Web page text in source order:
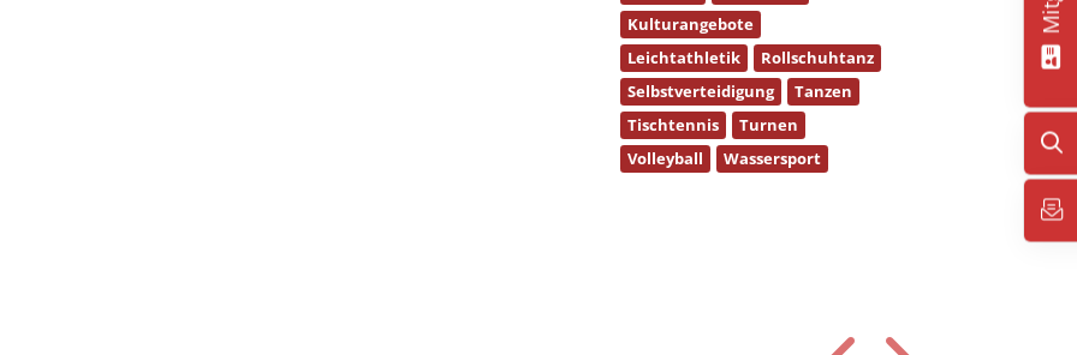
Kulturangebote
Leichtathletik
Rollschuhtanz
Selbstverteidigung
Tanzen
Tischtennis
Turnen
Volleyball
Wassersport